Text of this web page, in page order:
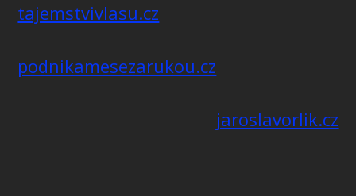
tajemstvivlasu.cz
podnikamesezarukou.cz
jaroslavorlik.cz